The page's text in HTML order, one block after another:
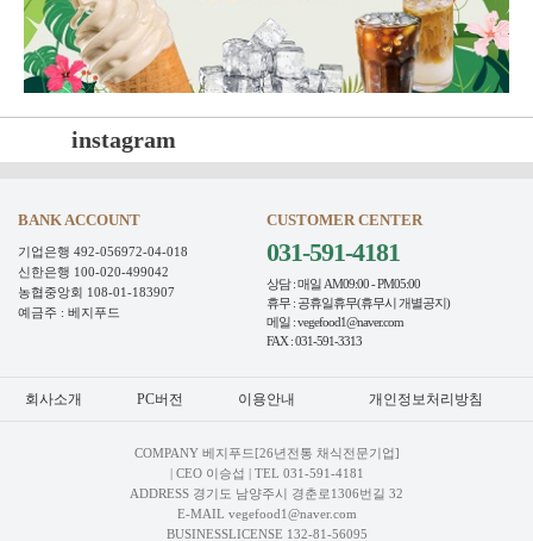
instagram
BANK ACCOUNT
기업은행 492-056972-04-018
신한은행 100-020-499042
농협중앙회 108-01-183907
예금주 : 베지푸드
CUSTOMER CENTER
031-591-4181
상담 : 매일 AM09:00 - PM05:00
휴무 : 공휴일휴무(휴무시 개별공지)
메일 : vegefood1@naver.com
FAX : 031-591-3313
회사소개 PC버전 이용안내 개인정보처리방침
COMPANY 베지푸드[26년전통 채식전문기업]
| CEO 이승섭 | TEL 031-591-4181
ADDRESS 경기도 남양주시 경춘로1306번길 32
E-MAIL vegefood1@naver.com
BUSINESSLICENSE 132-81-56095